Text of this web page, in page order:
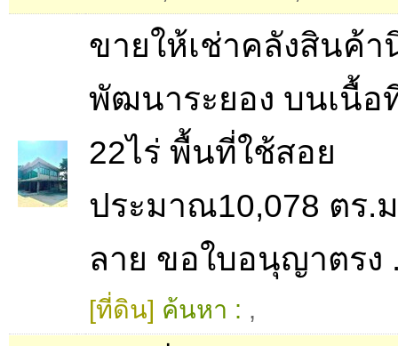
ขายให้เช่าคลังสินค้
พัฒนาระยอง บนเนื้อ
22ไร่ พื้นที่ใช้สอย
ประมาณ10,078 ตร.
ลาย ขอใบอนุญาตรง
[ที่ดิน] ค้นหา : ,